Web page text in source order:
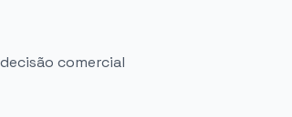
comercial